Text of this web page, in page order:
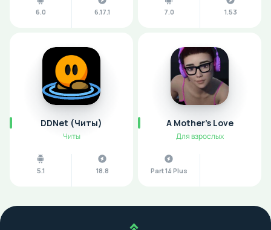
6.0 6.17.1 7.0 1.53
DDNet (Читы)
Читы
5.1 18.8
A Mother’s Love
Для взрослых
Part 14 Plus